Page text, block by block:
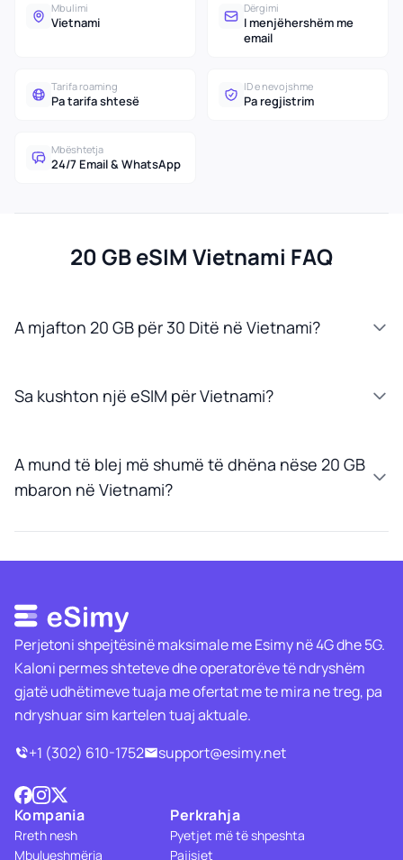
Mbulimi
Vietnami
Dërgimi
I menjëhershëm me
email
Tarifa roaming
Pa tarifa shtesë
ID e nevojshme
Pa regjistrim
Mbështetja
24/7 Email & WhatsApp
20 GB eSIM Vietnami FAQ
A mjafton 20 GB për 30 Ditë në Vietnami?
Sa kushton një eSIM për Vietnami?
A mund të blej më shumë të dhëna nëse 20 GB
mbaron në Vietnami?
Perjetoni shpejtësinë maksimale me Esimy në 4G dhe 5G.
Kaloni permes shteteve dhe operatorëve të ndryshëm
gjatë udhëtimeve tuaja me ofertat me te mira ne treg, pa
ndryshuar sim kartelen tuaj aktuale.
+1 (302) 610-1752
support@esimy.net
Kompania
Rreth nesh
Mbulueshmëria
Perkrahja
Pyetjet më të shpeshta
Pajisjet